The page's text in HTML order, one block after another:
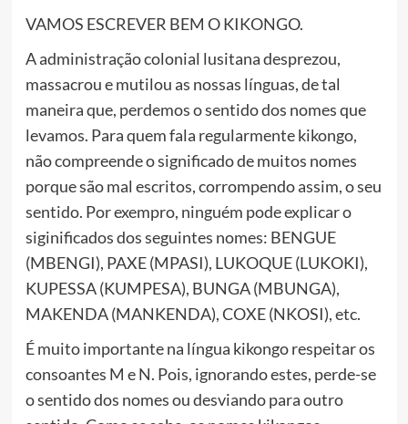
VAMOS ESCREVER BEM O KIKONGO.
A administração colonial lusitana desprezou,
massacrou e mutilou as nossas línguas, de tal
maneira que, perdemos o sentido dos nomes que
levamos. Para quem fala regularmente kikongo,
não compreende o significado de muitos nomes
porque são mal escritos, corrompendo assim, o seu
sentido. Por exempro, ninguém pode explicar o
siginificados dos seguintes nomes: BENGUE
(MBENGI), PAXE (MPASI), LUKOQUE (LUKOKI),
KUPESSA (KUMPESA), BUNGA (MBUNGA),
MAKENDA (MANKENDA), COXE (NKOSI), etc.
É muito importante na língua kikongo respeitar os
consoantes M e N. Pois, ignorando estes, perde-se
o sentido dos nomes ou desviando para outro